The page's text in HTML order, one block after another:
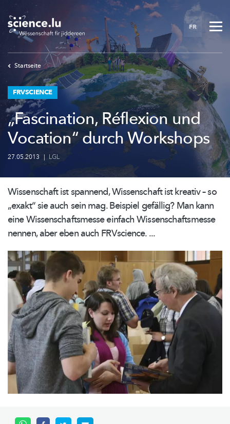
to
main
content
FR
Startseite
FRVSCIENCE
„Fascination, Réflexion und
Vocation“ durch Workshops
27.05.2013 | LGL
Wissenschaft ist spannend, Wissenschaft ist kreativ – so
„exakt“ sie auch sein mag. Beispiel gefällig? Man kann
eineWissenschaftsmesseeinfachWissenschaftsmesse
nennen, aber eben auch FRVscience. ...